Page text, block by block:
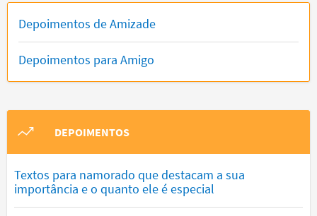
Depoimentos de Amizade
Depoimentos para Amigo
DEPOIMENTOS
Textos para namorado que destacam a sua
importância e o quanto ele é especial